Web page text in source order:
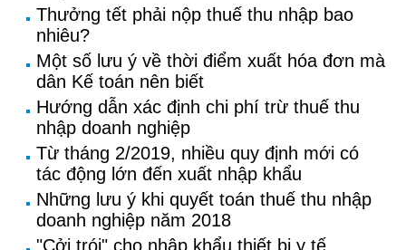
Thưởng tết phải nộp thuế thu nhập bao
nhiêu?
Một số lưu ý về thời điểm xuất hóa đơn mà
dân Kế toán nên biết
Hướng dẫn xác định chi phí trừ thuế thu
nhập doanh nghiệp
Từ tháng 2/2019, nhiều quy định mới có
tác động lớn đến xuất nhập khẩu
Những lưu ý khi quyết toán thuế thu nhập
doanh nghiệp năm 2018
"Cởi trói" cho nhập khẩu thiết bị y tế